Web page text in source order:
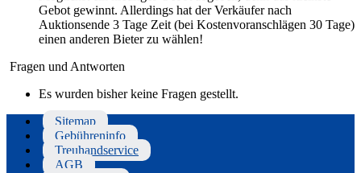
Gebot gewinnt. Allerdings hat der Verkäufer nach
Auktionsende 3 Tage Zeit (bei Kostenvoranschlägen 30 Tage)
einen anderen Bieter zu wählen!
Fragen und Antworten
Es wurden bisher keine Fragen gestellt.
Sitemap
Gebühreninfo
Treuhandservice
AGB